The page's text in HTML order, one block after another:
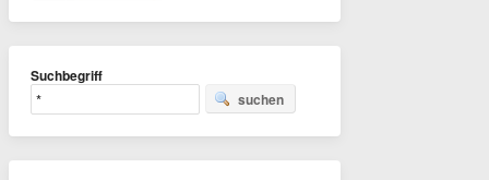
Suchbegriff
suchen